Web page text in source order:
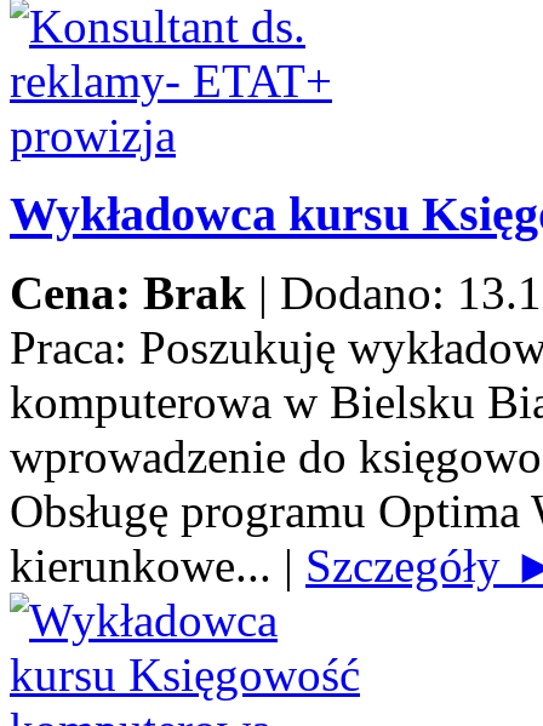
Wykładowca kursu
Cena: Brak | Dodano:
Praca: Poszukuję
komputerowa w Bielsku
wprowadzenie do
Obsługę programu Optima
kierunkowe... | Szczegóły